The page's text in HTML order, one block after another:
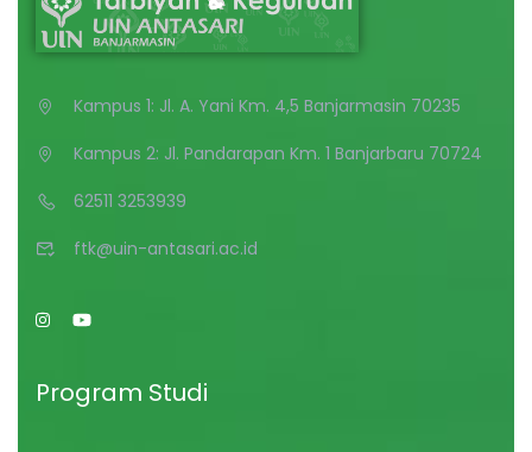
Kampus 1: Jl. A. Yani Km. 4,5 Banjarmasin 70235
Kampus 2: Jl. Pandarapan Km. 1 Banjarbaru 70724
62511 3253939
ftk@uin-antasari.ac.id
Program Studi